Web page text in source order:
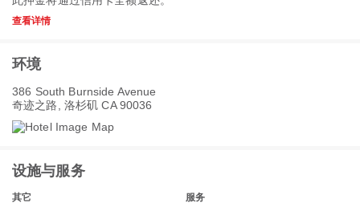
查看详情
环境
386 South Burnside Avenue
奇迹之路, 洛杉矶 CA 90036
设施与服务
其它
服务